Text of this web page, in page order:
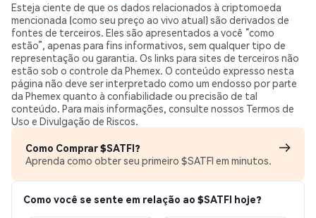
Esteja ciente de que os dados relacionados à criptomoeda
mencionada (como seu preço ao vivo atual) são derivados de
fontes de terceiros. Eles são apresentados a você “como
estão”, apenas para fins informativos, sem qualquer tipo de
representação ou garantia. Os links para sites de terceiros não
estão sob o controle da Phemex. O conteúdo expresso nesta
página não deve ser interpretado como um endosso por parte
da Phemex quanto à confiabilidade ou precisão de tal
conteúdo. Para mais informações, consulte nossos Termos de
Uso e Divulgação de Riscos.
Como Comprar $SATFI?
Aprenda como obter seu primeiro $SATFI em minutos.
Como você se sente em relação ao $SATFI hoje?